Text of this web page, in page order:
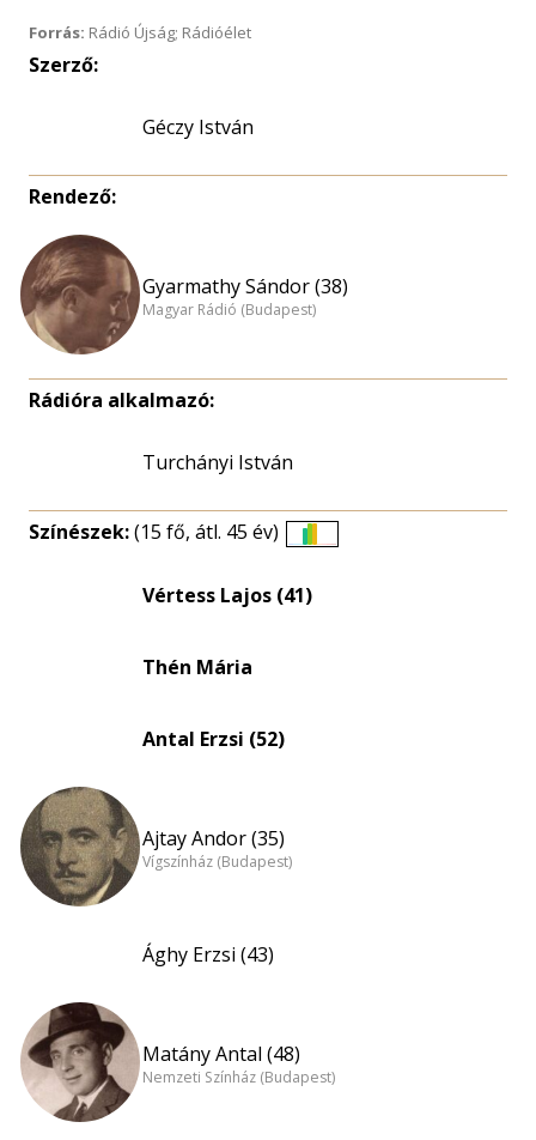
Forrás: Rádió Újság; Rádióélet
Szerző:
Géczy István
Rendező:
Gyarmathy Sándor (38)
Magyar Rádió (Budapest)
Rádióra alkalmazó:
Turchányi István
Színészek:(15 fő, átl. 45 év)
eloszlás
Vértess Lajos (41)
Thén Mária
Antal Erzsi (52)
Ajtay Andor (35)
Vígszínház (Budapest)
Ághy Erzsi (43)
Matány Antal (48)
Nemzeti Színház (Budapest)